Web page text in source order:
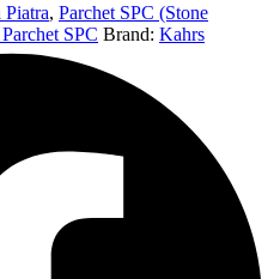
Piatra, Parchet SPC (Stone
SPC Brand: Kahrs